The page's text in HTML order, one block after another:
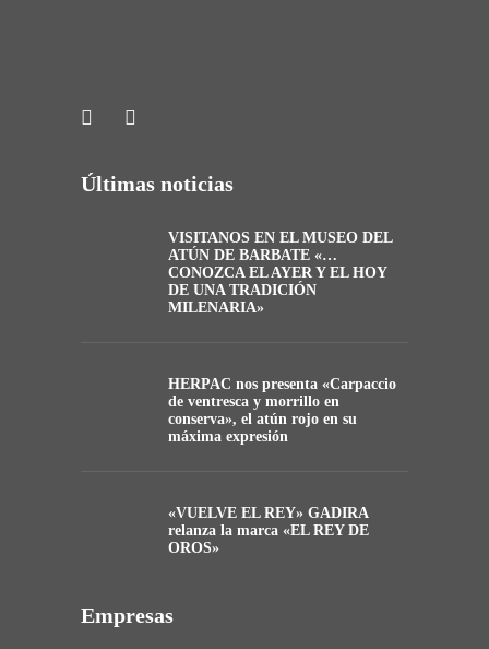
Últimas noticias
VISITANOS EN EL MUSEO DEL
ATÚN DE BARBATE «…
CONOZCA EL AYER Y EL HOY
DE UNA TRADICIÓN
MILENARIA»
HERPAC nos presenta «Carpaccio
de ventresca y morrillo en
conserva», el atún rojo en su
máxima expresión
«VUELVE EL REY» GADIRA
relanza la marca «EL REY DE
OROS»
Empresas